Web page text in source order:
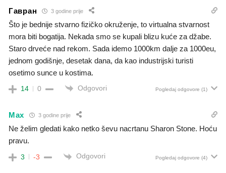
Гавран 3 godine prije
Što je bednije stvarno fizičko okruženje, to virtualna stvarnost
mora biti bogatija. Nekada smo se kupali blizu kuće za džabe.
Staro drveće nad rekom. Sada idemo 1000km dalje za 1000eu,
jednom godišnje, desetak dana, da kao industrijski turisti
osetimo sunce u kostima.
14 0 Odgovori Pogledaj odgovore (1)
Max 3 godine prije
Ne želim gledati kako netko ševu nacrtanu Sharon Stone. Hoću
pravu.
3 -3 Odgovori Pogledaj odgovore (4)